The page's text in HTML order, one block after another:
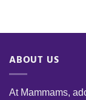
ABOUT US
At Mammams,